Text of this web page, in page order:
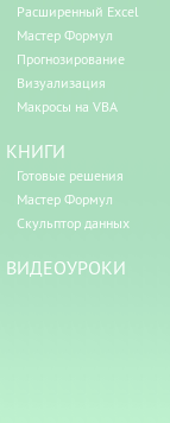
Расширенный Excel
Мастер Формул
Прогнозирование
Визуализация
Макросы на VBA
КНИГИ
Готовые решения
Мастер Формул
Скульптор данных
ВИДЕОУРОКИ